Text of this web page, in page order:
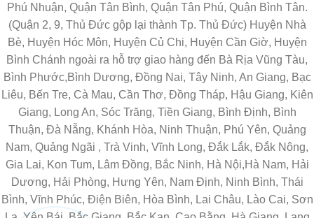
Phú Nhuận, Quận Tân Bình, Quận Tân Phú, Quận Bình Tân.
(Quận 2, 9, Thủ Đức gộp lại thành Tp. Thủ Đức) Huyện Nhà
Bè, Huyện Hóc Môn, Huyện Củ Chi, Huyện Cần Giờ, Huyện
Bình Chánh ngoài ra hỗ trợ giao hàng đến Bà Rịa Vũng Tàu,
Bình Phước,Bình Dương, Đồng Nai, Tây Ninh, An Giang, Bạc
Liêu, Bến Tre, Cà Mau, Cần Thơ, Đồng Tháp, Hậu Giang, Kiên
Giang, Long An, Sóc Trăng, Tiền Giang, Bình Định, Bình
Thuận, Đà Nẵng, Khánh Hòa, Ninh Thuận, Phú Yên, Quảng
Nam, Quảng Ngãi , Trà Vinh, Vĩnh Long, Đắk Lắk, Đắk Nông,
Gia Lai, Kon Tum, Lâm Đồng, Bắc Ninh, Hà Nội,Hà Nam, Hải
Dương, Hải Phòng, Hưng Yên, Nam Định, Ninh Bình, Thái
Bình, Vĩnh Phúc, Điện Biên, Hòa Bình, Lai Châu, Lào Cai, Sơn